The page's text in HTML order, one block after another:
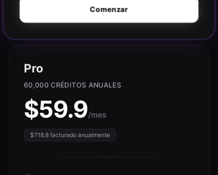
Comenzar
Pro
60,000 CRÉDITOS ANUALES
$59.9/mes
$718.8 facturado anualmente